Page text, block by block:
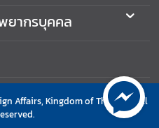
ยากรบุคคล
Affairs, Kingdom of Thailand. All